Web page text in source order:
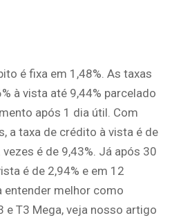
é fixa em 1,48%. As taxas
à vista até 9,44% parcelado
após 1 dia útil. Com
a taxa de crédito à vista é de
é de 9,43%. Já após 30
é de 2,94% e em 12
entender melhor como
e T3 Mega, veja nosso artigo